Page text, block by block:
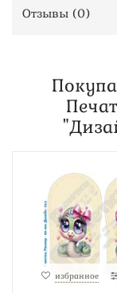
Отзывы (0)
избранное